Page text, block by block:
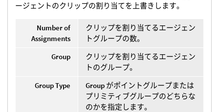
ージェントのクリップの割り当てを上書きします。
Number of
Assignments
クリップを割り当てるエージェン
トグループの数。
Group
クリップを割り当てるエージェン
トのグループ。
Group Type
Group がポイントグループまたは
プリミティブグループのどちらな
のかを指定します。